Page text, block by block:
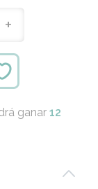
+
ganar 12